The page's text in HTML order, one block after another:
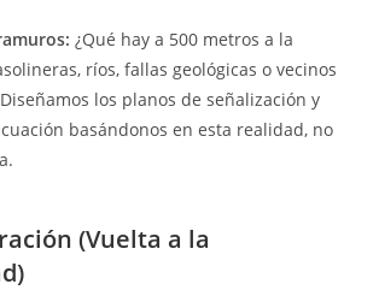
¿Qué hay a 500 metros a la
ríos, fallas geológicas o vecinos
los planos de señalización y
basándonos en esta realidad, no
(Vuelta a la